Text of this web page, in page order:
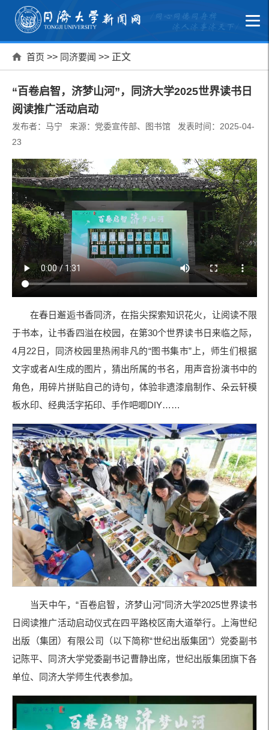
首页 >> 同济要闻 >> 正文
“百卷启智，济梦山河”，同济大学2025世界读书日
阅读推广活动启动
发布者：马宁 来源：党委宣传部、图书馆 发表时间：2025-04-
23
在春日邂逅书香同济，在指尖探索知识花火，让阅读不限
于书本，让书香四溢在校园，在第30个世界读书日来临之际，
4月22日，同济校园里热闹非凡的“图书集市”上，师生们根据
文字或者AI生成的图片，猜出所属的书名，用声音扮演书中的
角色，用碎片拼贴自己的诗句，体验非遗漆扇制作、朵云轩模
板水印、经典活字拓印、手作吧唧DIY……
当天中午，“百卷启智，济梦山河”同济大学2025世界读书
日阅读推广活动启动仪式在四平路校区南大道举行。上海世纪
出版（集团）有限公司（以下简称“世纪出版集团”）党委副书
记陈平、同济大学党委副书记曹静出席，世纪出版集团旗下各
单位、同济大学师生代表参加。